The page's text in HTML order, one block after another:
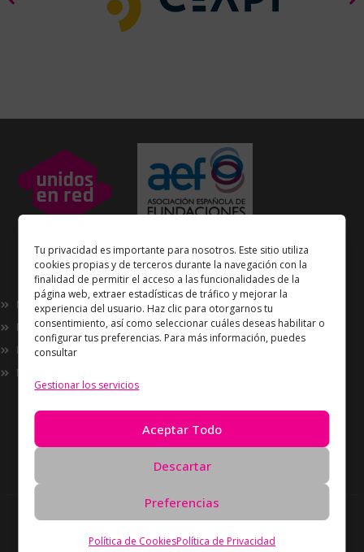
Tu privacidad es importante para nosotros. Este sitio utiliza
cookies propias y de terceros durante la navegación con la
finalidad de permitir el acceso a las funcionalidades de la
página web, extraer estadísticas de tráfico y mejorar la
experiencia del usuario. Haz clic para otorgarnos tu
consentimiento, así como seleccionar cuáles deseas habilitar o
configurar tus preferencias. Para más información, puedes
consultar
Gestionar los servicios
Aceptar Todo
Descartar
Preferencias
Política de CookiesPolítica de Privacidad
Enlaces de interés
Nosotros
Proyectos
Innovación
Now
de laAsociación Española de Fundaciones
Política de Privacidad
Política de cookies
Derechos de autor Unidos en Red © 2026 Todos los
derechos reservados – Desarrollado porOreón
Digital